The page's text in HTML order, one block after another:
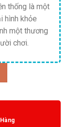
thống là một
hình khỏe
một thương
chơi.